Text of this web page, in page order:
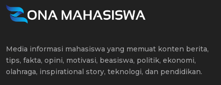
Media informasi mahasiswa yang memuat konten berita,
tips, fakta, opini, motivasi, beasiswa, politik, ekonomi,
olahraga, inspirational story, teknologi, dan pendidikan.